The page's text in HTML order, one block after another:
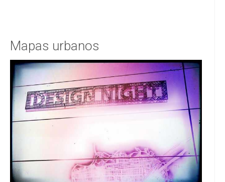
Mapas urbanos